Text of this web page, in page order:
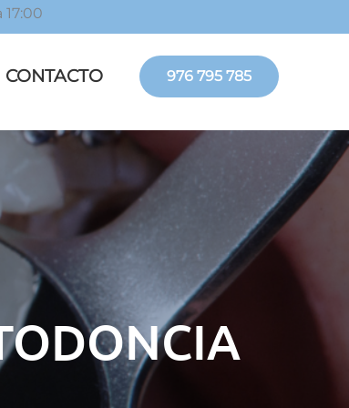
17:00
CONTACTO 976 795 785